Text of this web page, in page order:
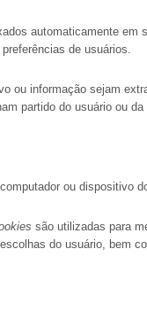
automaticamente
de usuários.
ou informação sejam
partido do usuário ou
ou dispositivo
são utilizadas para
do usuário, bem